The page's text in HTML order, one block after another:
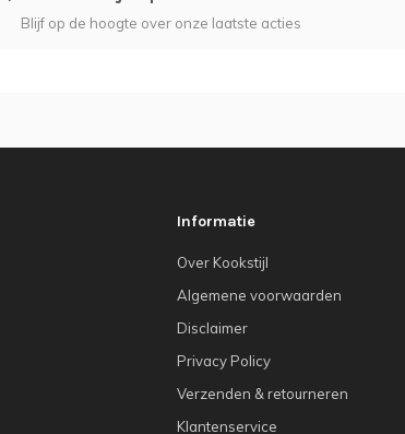
Blijf op de hoogte over onze laatste acties
Informatie
Over Kookstijl
Algemene voorwaarden
Disclaimer
Privacy Policy
Verzenden & retourneren
Klantenservice